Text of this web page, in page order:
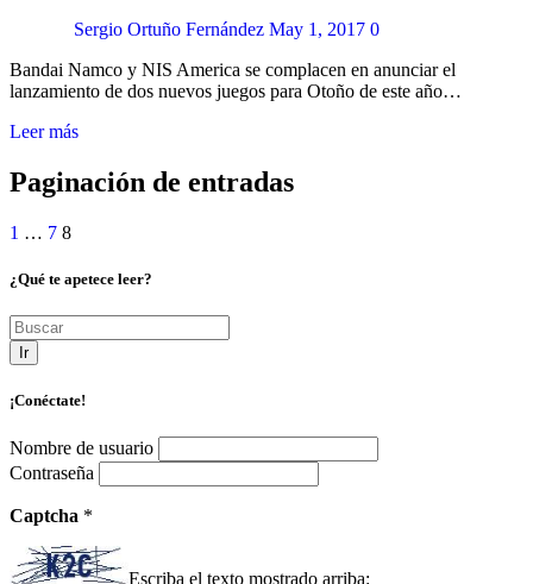
Sergio Ortuño Fernández May 1, 2017 0
Bandai Namco y NIS America se complacen en anunciar el
lanzamiento de dos nuevos juegos para Otoño de este año…
Leer más
Paginación de entradas
1 … 7 8
¿Qué te apetece leer?
Ir
¡Conéctate!
Nombre de usuario
Contraseña
Captcha *
Escriba el texto mostrado arriba: